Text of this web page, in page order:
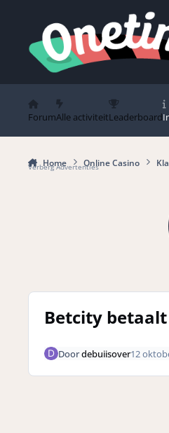
ForumAlle activiteitLeaderboard
Home Online Casino
Verberg Advertenties
Betcity
Doordebuiisover12